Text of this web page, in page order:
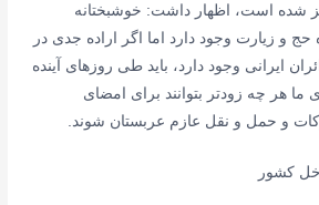
شده است، اظهار داشت: خوشبختانه
و زیارت وجود دارد اما اگر اراده جدی در
ایرانی وجود دارد، باید طی روزهای آینده
هر چه زودتر بتوانند برای امضای
و حمل و نقل عازم عربستان شوند.
کشور